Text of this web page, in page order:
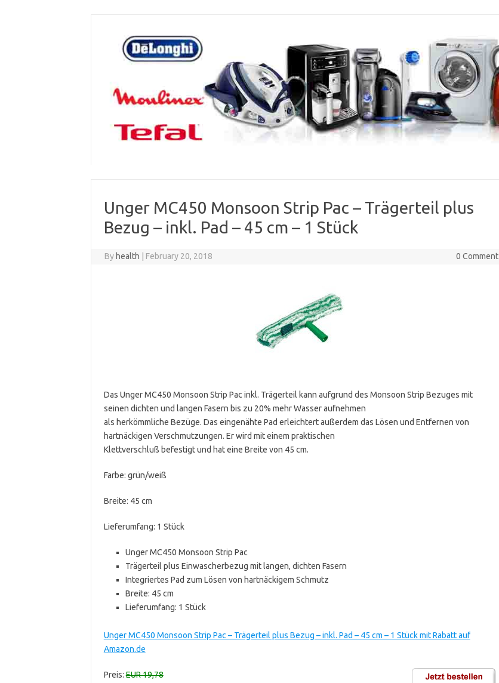
Unger MC450 Monsoon Strip Pac – Trägerteil plus
Bezug – inkl. Pad – 45 cm – 1 Stück
By health February 20, 2018 0 Comment
Das Unger MC450 Monsoon Strip Pac inkl. Trägerteil kann aufgrund des Monsoon Strip Bezuges mit
seinen dichten und langen Fasern bis zu 20% mehr Wasser aufnehmen
als herkömmliche Bezüge. Das eingenähte Pad erleichtert außerdem das Lösen und Entfernen von
hartnäckigen Verschmutzungen. Er wird mit einem praktischen
Klettverschluß befestigt und hat eine Breite von 45 cm.
Farbe: grün/weiß
Breite: 45 cm
Lieferumfang: 1 Stück
Unger MC450 Monsoon Strip Pac
Trägerteil plus Einwascherbezug mit langen, dichten Fasern
Integriertes Pad zum Lösen von hartnäckigem Schmutz
Breite: 45 cm
Lieferumfang: 1 Stück
Unger MC450 Monsoon Strip Pac – Trägerteil plus Bezug – inkl. Pad – 45 cm – 1 Stück mit Rabatt auf
Amazon.de
Preis:EUR 19,78